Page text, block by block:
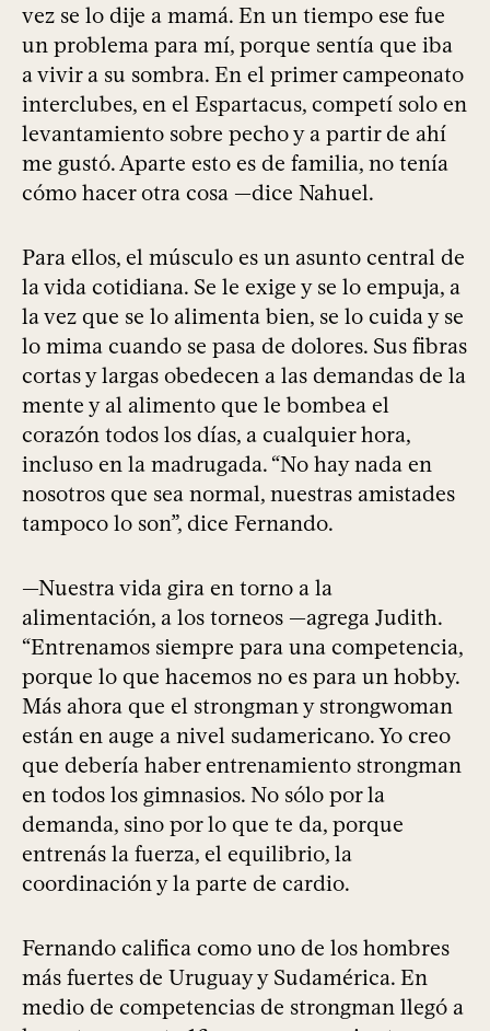
vez se lo dije a mamá. En un tiempo ese fue
un problema para mí, porque sentía que iba
a vivir a su sombra. En el primer campeonato
interclubes, en el Espartacus, competí solo en
levantamiento sobre pecho y a partir de ahí
me gustó. Aparte esto es de familia, no tenía
cómo hacer otra cosa —dice Nahuel.
Para ellos, el músculo es un asunto central de
la vida cotidiana. Se le exige y se lo empuja, a
la vez que se lo alimenta bien, se lo cuida y se
lo mima cuando se pasa de dolores. Sus fibras
cortas y largas obedecen a las demandas de la
mente y al alimento que le bombea el
corazón todos los días, a cualquier hora,
incluso en la madrugada. “No hay nada en
nosotros que sea normal, nuestras amistades
tampoco lo son”, dice Fernando.
—Nuestra vida gira en torno a la
alimentación, a los torneos —agrega Judith.
“Entrenamos siempre para una competencia,
porque lo que hacemos no es para un hobby.
Más ahora que el strongman y strongwoman
están en auge a nivel sudamericano. Yo creo
que debería haber entrenamiento strongman
en todos los gimnasios. No sólo por la
demanda, sino por lo que te da, porque
entrenás la fuerza, el equilibrio, la
coordinación y la parte de cardio.
Fernando califica como uno de los hombres
más fuertes de Uruguay y Sudamérica. En
medio de competencias de strongman llegó a